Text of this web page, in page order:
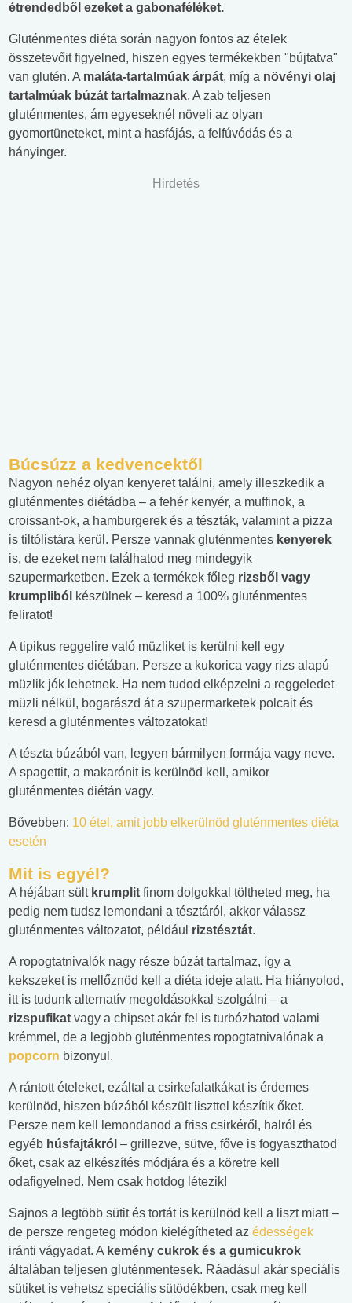
étrendedből ezeket a gabonaféléket.
Gluténmentes diéta során nagyon fontos az ételek
összetevőit figyelned, hiszen egyes termékekben "bújtatva"
van glutén. A maláta-tartalmúak árpát, míg a növényi olaj
tartalmúak búzát tartalmaznak. A zab teljesen
gluténmentes, ám egyeseknél növeli az olyan
gyomortüneteket, mint a hasfájás, a felfúvódás és a
hányinger.
Hirdetés
Búcsúzz a kedvencektől
Nagyon nehéz olyan kenyeret találni, amely illeszkedik a
gluténmentes diétádba – a fehér kenyér, a muffinok, a
croissant-ok, a hamburgerek és a tészták, valamint a pizza
is tiltólistára kerül. Persze vannak gluténmentes kenyerek
is, de ezeket nem találhatod meg mindegyik
szupermarketben. Ezek a termékek főleg rizsből vagy
krumpliból készülnek – keresd a 100% gluténmentes
feliratot!
A tipikus reggelire való müzliket is kerülni kell egy
gluténmentes diétában. Persze a kukorica vagy rizs alapú
müzlik jók lehetnek. Ha nem tudod elképzelni a reggeledet
müzli nélkül, bogarászd át a szupermarketek polcait és
keresd a gluténmentes változatokat!
A tészta búzából van, legyen bármilyen formája vagy neve.
A spagettit, a makarónit is kerülnöd kell, amikor
gluténmentes diétán vagy.
Bővebben: 10 étel, amit jobb elkerülnöd gluténmentes diéta
esetén
Mit is egyél?
A héjában sült krumplit finom dolgokkal töltheted meg, ha
pedig nem tudsz lemondani a tésztáról, akkor válassz
gluténmentes változatot, például rizstésztát.
A ropogtatnivalók nagy része búzát tartalmaz, így a
kekszeket is mellőznöd kell a diéta ideje alatt. Ha hiányolod,
itt is tudunk alternatív megoldásokkal szolgálni – a
rizspufikat vagy a chipset akár fel is turbózhatod valami
krémmel, de a legjobb gluténmentes ropogtatnivalónak a
popcorn bizonyul.
A rántott ételeket, ezáltal a csirkefalatkákat is érdemes
kerülnöd, hiszen búzából készült liszttel készítik őket.
Persze nem kell lemondanod a friss csirkéről, halról és
egyéb húsfajtákról – grillezve, sütve, főve is fogyaszthatod
őket, csak az elkészítés módjára és a köretre kell
odafigyelned. Nem csak hotdog létezik!
Sajnos a legtöbb sütit és tortát is kerülnöd kell a liszt miatt –
de persze rengeteg módon kielégítheted az édességek
iránti vágyadat. A kemény cukrok és a gumicukrok
általában teljesen gluténmentesek. Ráadásul akár speciális
sütiket is vehetsz speciális sütödékben, csak meg kell